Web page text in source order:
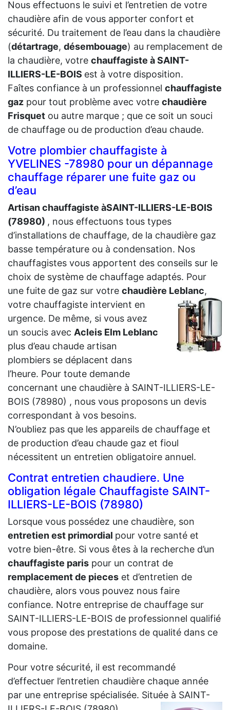
Nous effectuons le suivi et l’entretien de votre
chaudière afin de vous apporter confort et
sécurité. Du traitement de l’eau dans la chaudière
(détartrage, désembouage) au remplacement de
la chaudière, votre chauffagiste à SAINT-
ILLIERS-LE-BOIS est à votre disposition.
Faîtes confiance à un professionnel chauffagiste
gaz pour tout problème avec votre chaudière
Frisquet ou autre marque ; que ce soit un souci
de chauffage ou de production d’eau chaude.
Votre plombier chauffagiste à
YVELINES -78980 pour un dépannage
chauffage réparer une fuite gaz ou
d’eau
Artisan chauffagiste àSAINT-ILLIERS-LE-BOIS
(78980) , nous effectuons tous types
d’installations de chauffage, de la chaudière gaz
basse température ou à condensation. Nos
chauffagistes vous apportent des conseils sur le
choix de système de chauffage adaptés. Pour
une fuite de gaz sur votre chaudière Leblanc,
votre chauffagiste intervient en
urgence. De même, si vous avez
un soucis avec Acleis Elm Leblanc
plus d’eau chaude artisan
plombiers se déplacent dans
l’heure. Pour toute demande
concernant une chaudière à SAINT-ILLIERS-LE-
BOIS (78980) , nous vous proposons un devis
correspondant à vos besoins.
N’oubliez pas que les appareils de chauffage et
de production d’eau chaude gaz et fioul
nécessitent un entretien obligatoire annuel.
Contrat entretien chaudiere. Une
obligation légale Chauffagiste SAINT-
ILLIERS-LE-BOIS (78980)
Lorsque vous possédez une chaudière, son
entretien est primordial pour votre santé et
votre bien-être. Si vous êtes à la recherche d’un
chauffagiste paris pour un contrat de
remplacement de pieces et d’entretien de
chaudière, alors vous pouvez nous faire
confiance. Notre entreprise de chauffage sur
SAINT-ILLIERS-LE-BOIS de professionnel qualifié
vous propose des prestations de qualité dans ce
domaine.
Pour votre sécurité, il est recommandé
d’effectuer l’entretien chaudière chaque année
par une entreprise spécialisée. Située à SAINT-